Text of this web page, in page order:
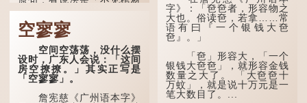
不下泪」或「不见亲棺不下
泪」，出自明朝兰陵笑笑生
所著的《金瓶梅词话》第九
十八回。原意是指人未亲眼
见到亲人棺木，便不会真正
感到悲伤；后来引申为比喻
人执迷不悟，不到彻底失
败，便不肯罢休。
许多人对这上半句耳熟
空寥寥
空间空荡荡，没什么摆
设时，广东人会说：「这间
房空撩撩。」其实正写是
「空寥寥」。
詹宪慈《广州语本字》
字》：「夿夿者，形容物之
大也。俗读夿，若拿……常
语有曰『一个银钱大夿
夿』。」
「夿」形​​容大，「一个
银钱大夿夿」，就形容金钱
数量之大了。 「大夿夿十
万蚊」，就是说十万元是一
笔大数目了。...